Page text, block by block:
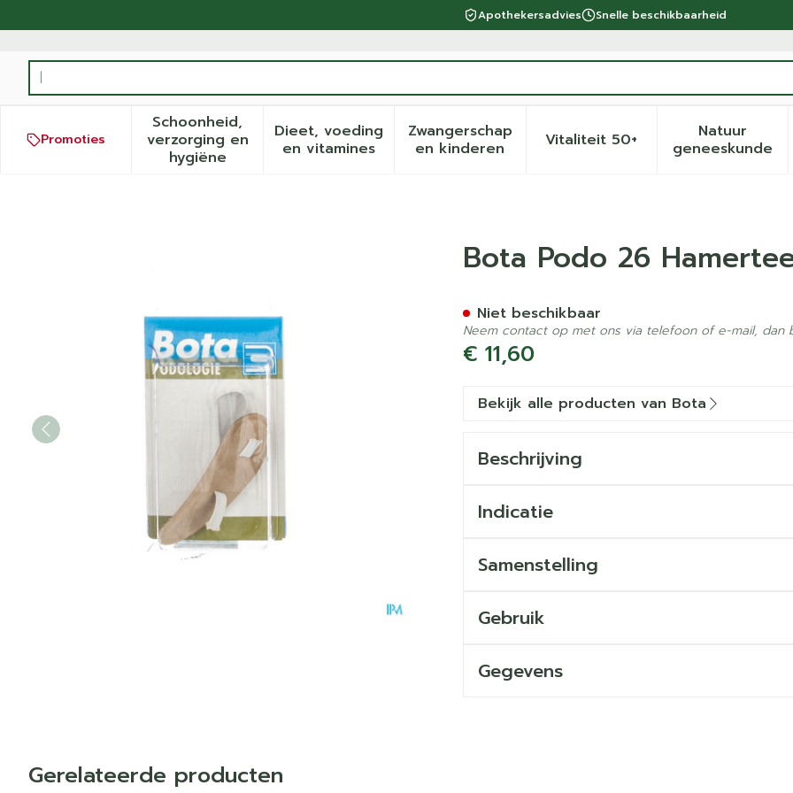
Apothekersadvies Snelle beschikbaarheid
Product, merk, categorie...
Promoties
Schoonheid,
verzorging en
hygiëneToon submenu voor Schoonheid, verzorging en hygiëne categorie
Dieet, voeding
en vitamines
Toon submenu voor Dieet, voeding en vitamines categorie
Zwangerschap
en kinderenToon submenu voor Zwangerschap en
Vitaliteit 50+Toon submenu voor
Natuur
geneeskunde
Toon
Bota Podo 26 Hamerteenkussen Links Large
Bota Podo 26
€ 11,60
Niet beschikbaar
Neem contact op met ons via telefoon of e-mail, dan
Bekijk alle producten van Bota
Beschrijving
Indicatie
Samenstelling
Gebruik
Gegevens
Gerelateerde producten